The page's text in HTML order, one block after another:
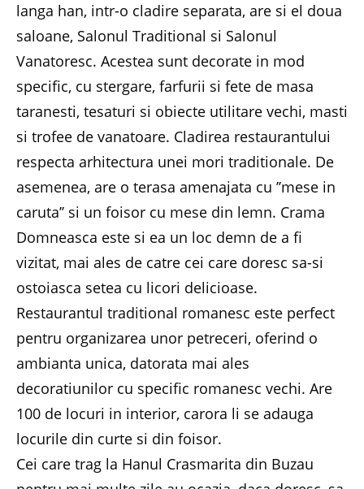
langa han, intr-o cladire separata, are si el doua
saloane, Salonul Traditional si Salonul
Vanatoresc. Acestea sunt decorate in mod
specific, cu stergare, farfurii si fete de masa
taranesti, tesaturi si obiecte utilitare vechi, masti
si trofee de vanatoare. Cladirea restaurantului
respecta arhitectura unei mori traditionale. De
asemenea, are o terasa amenajata cu ’’mese in
caruta’’ si un foisor cu mese din lemn. Crama
Domneasca este si ea un loc demn de a fi
vizitat, mai ales de catre cei care doresc sa-si
ostoiasca setea cu licori delicioase.
Restaurantul traditional romanesc este perfect
pentru organizarea unor petreceri, oferind o
ambianta unica, datorata mai ales
decoratiunilor cu specific romanesc vechi. Are
100 de locuri in interior, carora li se adauga
locurile din curte si din foisor.
Cei care trag la Hanul Crasmarita din Buzau